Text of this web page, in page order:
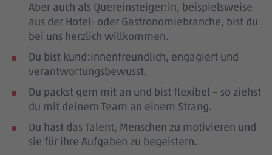
Aber auch als Quereinsteiger:in, beispielsweise
aus der Hotel- oder Gastronomiebranche, bist du
bei uns herzlich willkommen.
Du bist kund:innenfreundlich, engagiert und
verantwortungsbewusst.
Du packst gern mit an und bist flexibel – so ziehst
du mit deinem Team an einem Strang.
Du hast das Talent, Menschen zu motivieren und
sie für ihre Aufgaben zu begeistern.